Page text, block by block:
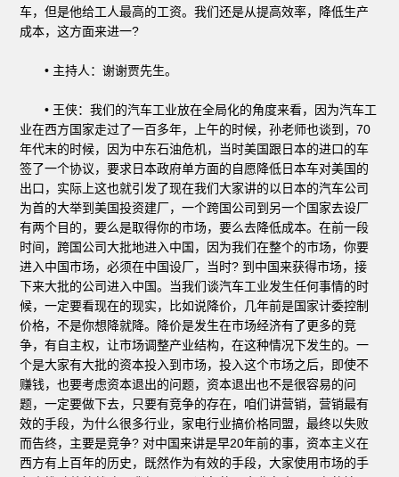
车，但是他给工人最高的工资。我们还是从提高效率，降低生产
成本，这方面来进一?
• 主持人：谢谢贾先生。
• 王侠：我们的汽车工业放在全局化的角度来看，因为汽车工
业在西方国家走过了一百多年，上午的时候，孙老师也谈到，70
年代末的时候，因为中东石油危机，当时美国跟日本的进口的车
签了一个协议，要求日本政府单方面的自愿降低日本车对美国的
出口，实际上这也就引发了现在我们大家讲的以日本的汽车公司
为首的大举到美国投资建厂，一个跨国公司到另一个国家去设厂
有两个目的，要么是取得你的市场，要么去降低成本。在前一段
时间，跨国公司大批地进入中国，因为我们在整个的市场，你要
进入中国市场，必须在中国设厂，当时? 到中国来获得市场，接
下来大批的公司进入中国。当我们谈汽车工业发生任何事情的时
候，一定要看现在的现实，比如说降价，几年前是国家计委控制
价格，不是你想降就降。降价是发生在市场经济有了更多的竞
争，有自主权，让市场调整产业结构，在这种情况下发生的。一
个是大家有大批的资本投入到市场，投入这个市场之后，即使不
赚钱，也要考虑资本退出的问题，资本退出也不是很容易的问
题，一定要做下去，只要有竞争的存在，咱们讲营销，营销最有
效的手段，为什么很多行业，家电行业搞价格同盟，最终以失败
而告终，主要是竞争? 对中国来讲是早20年前的事，资本主义在
西方有上百年的历史，既然作为有效的手段，大家使用市场的手